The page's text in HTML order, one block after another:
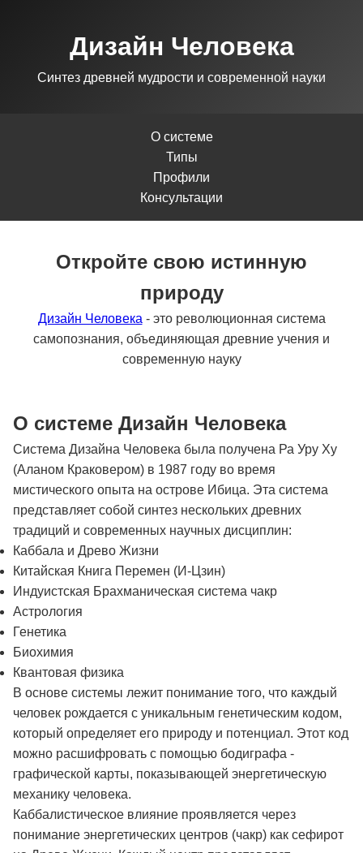
Дизайн Человека
Синтез древней мудрости и современной науки
О системе
Типы
Профили
Консультации
Откройте свою истинную
природу
Дизайн Человека - это революционная система
самопознания, объединяющая древние учения и
современную науку
О системе Дизайн Человека
Система Дизайна Человека была получена Ра Уру Ху
(Аланом Краковером) в 1987 году во время
мистического опыта на острове Ибица. Эта система
представляет собой синтез нескольких древних
традиций и современных научных дисциплин:
Каббала и Древо Жизни
Китайская Книга Перемен (И-Цзин)
Индуистская Брахманическая система чакр
Астрология
Генетика
Биохимия
Квантовая физика
В основе системы лежит понимание того, что каждый
человек рождается с уникальным генетическим кодом,
который определяет его природу и потенциал. Этот код
можно расшифровать с помощью бодиграфа -
графической карты, показывающей энергетическую
механику человека.
Каббалистическое влияние проявляется через
понимание энергетических центров (чакр) как сефирот